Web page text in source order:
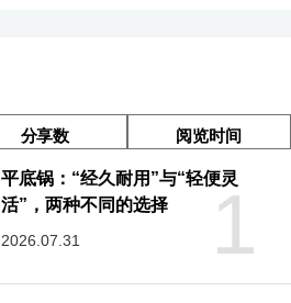
分享数 阅览时间
1
平底锅：“经久耐用”与“轻便灵
活”，两种不同的选择
2026.07.31